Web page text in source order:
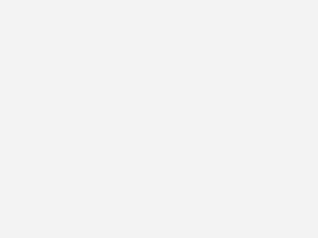
des
„675 Jahre